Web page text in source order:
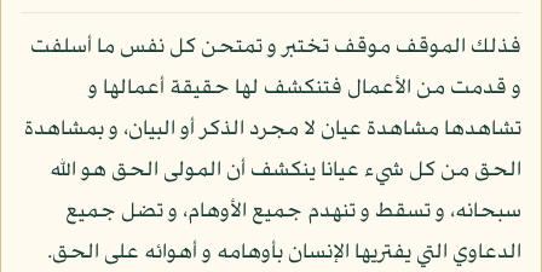
فذلك الموقف موقف تختبر و تمتحن كل نفس ما أسلفت
و قدمت من الأعمال فتنكشف لها حقيقة أعمالها و
تشاهدها مشاهدة عيان لا مجرد الذكر أو البيان، و بمشاهدة
الحق من كل شيء عيانا ينكشف أن المولى الحق هو الله
سبحانه، و تسقط و تنهدم جميع الأوهام، و تضل جميع
الدعاوي التي يفتريها الإنسان بأوهامه و أهوائه على الحق.